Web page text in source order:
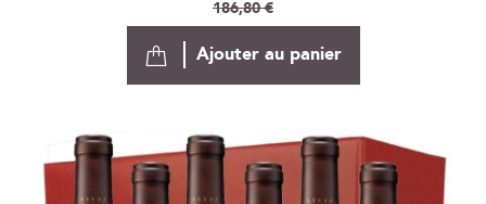
186,80 €
Ajouter au panier